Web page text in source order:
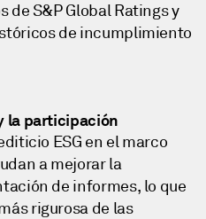
de S&P Global Ratings y
de incumplimiento
la participación
ESG en el marco
a mejorar la
de informes, lo que
rigurosa de las